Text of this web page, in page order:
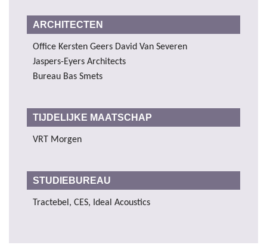
ARCHITECTEN
Office Kersten Geers David Van Severen
Jaspers-Eyers Architects
Bureau Bas Smets
TIJDELIJKE MAATSCHAP
VRT Morgen
STUDIEBUREAU
Tractebel, CES, Ideal Acoustics